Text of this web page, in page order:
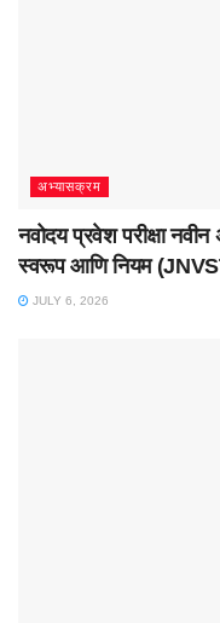
अभ्यासक्रम
नवोदय प्रवेश परीक्षा
स्वरूप आणि नियम
JULY 6, 2026